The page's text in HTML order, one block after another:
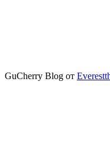
GuCherry Blog от